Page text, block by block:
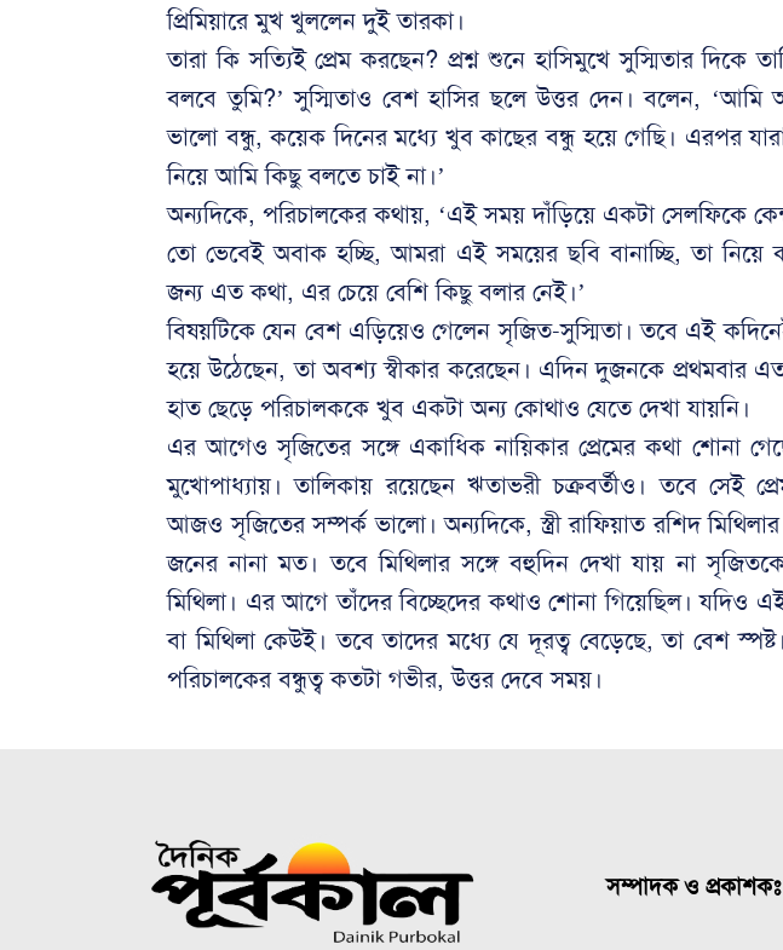
প্রিমিয়ারে মুখ খুললেন দুই তারকা।
তারা কি সত্যিই প্রেম করছেন? প্রশ্ন শুনে হাসিমুখে সুস্মিতার দিকে
বলবে তুমি?’ সুস্মিতাও বেশ হাসির ছলে উত্তর দেন। বলেন,
ভালো বন্ধু, কয়েক দিনের মধ্যে খুব কাছের বন্ধু হয়ে গেছি। এরপর
নিয়ে আমি কিছু বলতে চাই না।’
অন্যদিকে, পরিচালকের কথায়, ‘এই সময় দাঁড়িয়ে একটা সেলফিকে
তো ভেবেই অবাক হচ্ছি, আমরা এই সময়ের ছবি বানাচ্ছি, তা নিয়ে
জন্য এত কথা, এর চেয়ে বেশি কিছু বলার নেই।’
বিষয়টিকে যেন বেশ এড়িয়েও গেলেন সৃজিত-সুস্মিতা। তবে এই
হয়ে উঠেছেন, তা অবশ্য স্বীকার করেছেন। এদিন দুজনকে প্রথমবার এত
হাত ছেড়ে পরিচালককে খুব একটা অন্য কোথাও যেতে দেখা যায়নি।
এর আগেও সৃজিতের সঙ্গে একাধিক নায়িকার প্রেমের কথা শোনা
মুখোপাধ্যায়। তালিকায় রয়েছেন ঋতাভরী চক্রবর্তীও। তবে সেই
আজও সৃজিতের সম্পর্ক ভালো। অন্যদিকে, স্ত্রী রাফিয়াত রশিদ
জনের নানা মত। তবে মিথিলার সঙ্গে বহুদিন দেখা যায় না
মিথিলা। এর আগে তাঁদের বিচ্ছেদের কথাও শোনা গিয়েছিল। যদিও
বা মিথিলা কেউই। তবে তাদের মধ্যে যে দূরত্ব বেড়েছে, তা বেশ
পরিচালকের বন্ধুত্ব কতটা গভীর, উত্তর দেবে সময়।
সম্পাদক ও